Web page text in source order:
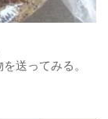
送ってみる。